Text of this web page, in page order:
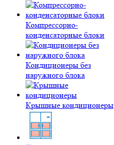
Компрессорно-
конденсаторные блоки
Кондиционеры без
наружного блока
Крышные кондиционеры